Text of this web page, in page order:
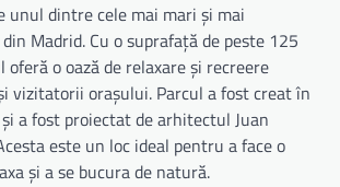
unul dintre cele mai mari și mai
Madrid. Cu o suprafață de peste 125
oferă o oază de relaxare și recreere
vizitatorii orașului. Parcul a fost creat în
a fost proiectat de arhitectul Juan
este un loc ideal pentru a face o
și a se bucura de natură.